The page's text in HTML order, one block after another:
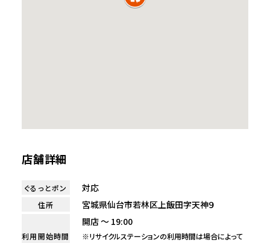
店舗詳細
ぐるっとポン 対応
住所 宮城県仙台市若林区上飯田字天神９
利用開始時間
開店 ～ 19:00
※リサイクルステーションの利用時間は場合によって